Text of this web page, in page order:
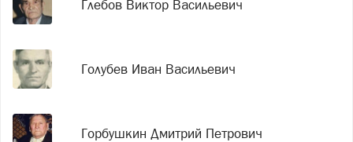
Глебов Виктор Васильевич
Голубев Иван Васильевич
Горбушкин Дмитрий Петрович